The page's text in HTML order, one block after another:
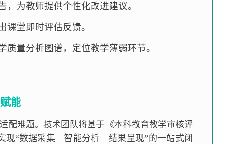
为教师提供个性化改进建议。
堂即时评估反馈。
量分析图谱，定位教学薄弱环节。
能
配难题。技术团队将基于《本科教育教学审核评
现“数据采集—智能分析—结果呈现”的一站式闭